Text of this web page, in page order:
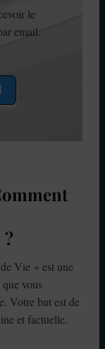
le
email.
Vie » est une
vous
Votre but est de
et factuelle.